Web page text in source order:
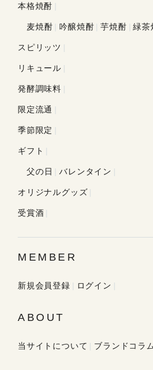
本格焼酎
麦焼酎 吟醸焼酎 芋焼酎 緑茶
スピリッツ
リキュール
発酵調味料
限定流通
季節限定
ギフト
父の日 バレンタイン
オリジナルグッズ
受賞酒
MEMBER
新規会員登録 ログイン
ABOUT
当サイトについて ブランドコラム